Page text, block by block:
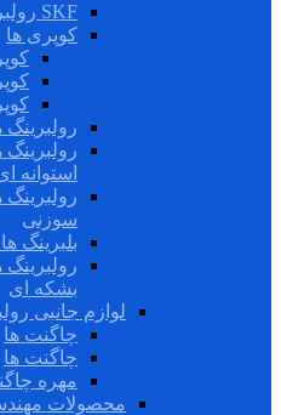
SKF رولبرینگ
کوپری ها
استوانه
سوزنی
بلبرینگ
بشکه ای
لوازم جانبی
چاگنت ها
چاگنت ها
مهره
محصولات